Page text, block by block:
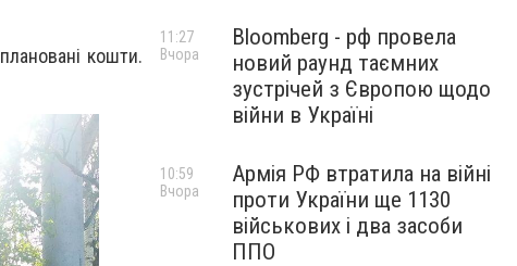
кошти.
Bloomberg - рф провела
новий раунд таємних
зустрічей з Європою щодо
війни в Україні
11:27
Вчора
Армія РФ втратила на війні
проти України ще 1130
військових і два засоби
ППО
10:59
Вчора